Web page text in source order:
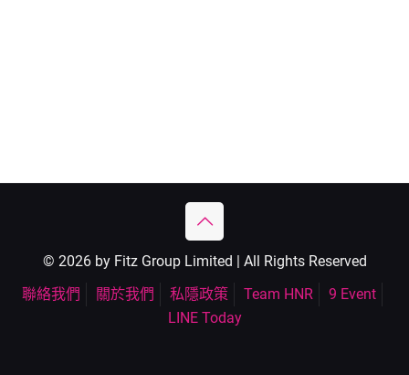
© 2026 by Fitz Group Limited | All Rights Reserved
聯絡我們
關於我們 私隱政策 Team HNR
9 Event
LINE Today